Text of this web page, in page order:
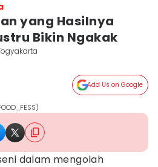
yang Hasilnya
Bikin Ngakak
Add Us on Google
dalam mengolah